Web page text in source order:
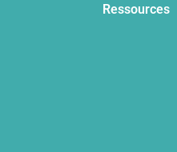
Ressources